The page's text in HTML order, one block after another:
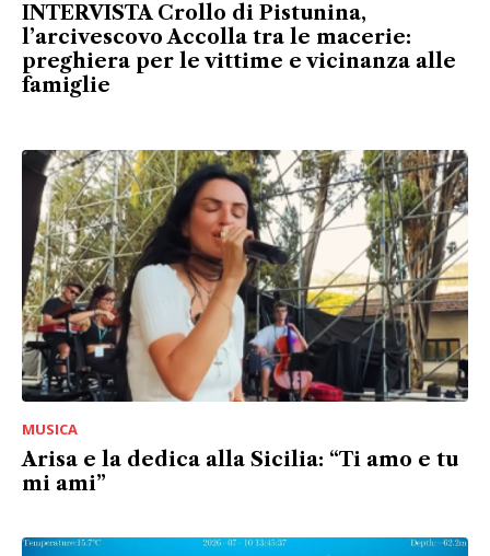
INTERVISTA Crollo di Pistunina,
l’arcivescovo Accolla tra le macerie:
preghiera per le vittime e vicinanza alle
famiglie
MUSICA
Arisa e la dedica alla Sicilia: “Ti amo e tu
mi ami”